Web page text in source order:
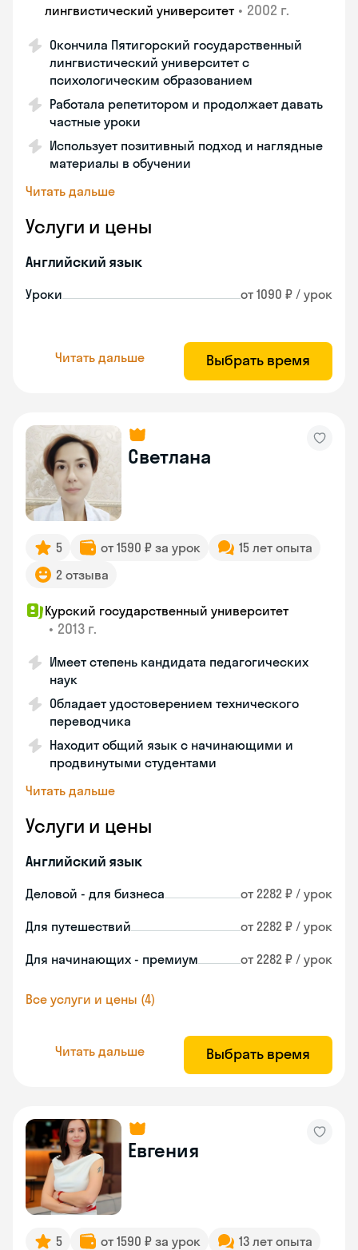
лингвистический университет • 2002 г.
Окончила Пятигорский государственный
лингвистический университет с
психологическим образованием
Работала репетитором и продолжает давать
частные уроки
Использует позитивный подход и наглядные
материалы в обучении
Читать дальше
Услуги и цены
Английский язык
Уроки от 1090 ₽ / урок
Читать дальше Выбрать время
Светлана
5 от 1590 ₽ за урок
15 лет опыта
2 отзыва
Курский государственный университет
• 2013 г.
Имеет степень кандидата педагогических
наук
Обладает удостоверением технического
переводчика
Находит общий язык с начинающими и
продвинутыми студентами
Читать дальше
Услуги и цены
Английский язык
Деловой - для бизнеса от 2282 ₽ / урок
Для путешествий от 2282 ₽ / урок
Для начинающих - премиум от 2282 ₽ / урок
Все услуги и цены (4)
Читать дальше Выбрать время
Евгения
5 от 1590 ₽ за урок
13 лет опыта